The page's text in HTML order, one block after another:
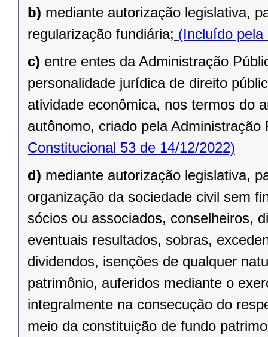
b) mediante autorização legislativa,
regularização fundiária; (Incluído pela
c) entre entes da Administração
personalidade jurídica de direito
atividade econômica, nos termos do
autônomo, criado pela Administração
Constitucional 53 de 14/12/2022)
d) mediante autorização legislativa,
organização da sociedade civil sem
sócios ou associados, conselheiros,
eventuais resultados, sobras,
dividendos, isenções de qualquer
patrimônio, auferidos mediante o
integralmente na consecução do
meio da constituição de fundo